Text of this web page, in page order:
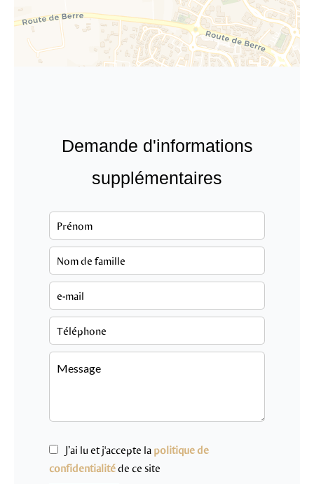
Demande d'informations
supplémentaires
J’ai lu et j'accepte la politique de
confidentialitéde ce site